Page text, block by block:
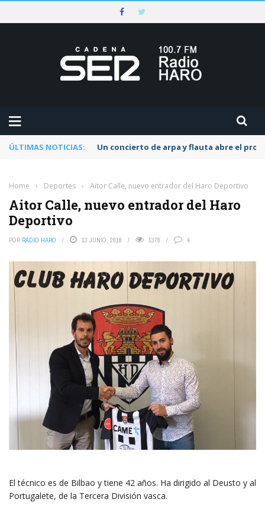
ÚLTIMAS NOTICIAS: Un concierto de arpa y flauta abre el
Home › Deportes › Aitor Calle, nuevo entrador del Haro Deportivo
Aitor Calle, nuevo entrador del Haro
Deportivo
POR RADIO HARO 13 JUNIO, 2018 1378 4
El técnico es de Bilbao y tiene 42 años. Ha dirigido al Deusto y al
Portugalete, de la Tercera División vasca.